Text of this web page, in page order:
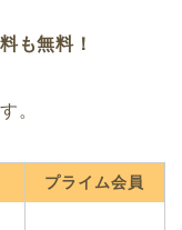
も無料！
。
プライム会員